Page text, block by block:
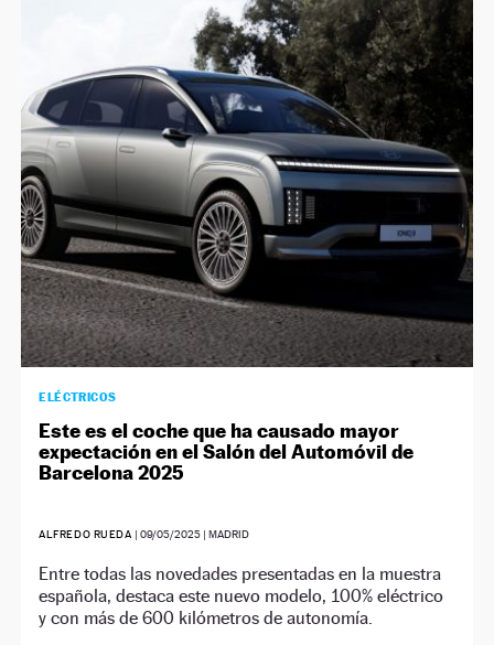
ELÉCTRICOS
Este es el coche que ha causado mayor
expectación en el Salón del Automóvil de
Barcelona 2025
ALFREDO RUEDA |09/05/2025 | MADRID
Entre todas las novedades presentadas en la muestra
española, destaca este nuevo modelo, 100% eléctrico
y con más de 600 kilómetros de autonomía.